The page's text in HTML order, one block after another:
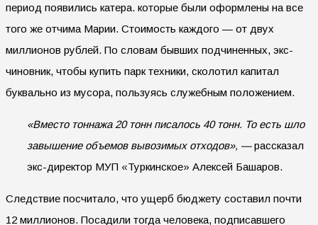
период появились катера. которые были оформлены на все
того же отчима Марии. Стоимость каждого — от двух
миллионов рублей. По словам бывших подчиненных, экс-
чиновник, чтобы купить парк техники, сколотил капитал
буквально из мусора, пользуясь служебным положением.
«Вместо тоннажа 20 тонн писалось 40 тонн. То есть шло
завышение объемов вывозимых отходов», —рассказал
экс-директор МУП «Туркинское» Алексей Башаров.
Следствие посчитало, что ущерб бюджету составил почти
12 миллионов. Посадили тогда человека, подписавшего